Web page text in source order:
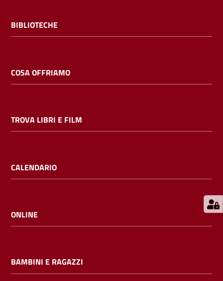
Online
ragazzi
i
l
Cerca nei
cataloghi
BIBLIOTECHE
COSA OFFRIAMO
TROVA LIBRI E FILM
CALENDARIO
ONLINE
BAMBINI E RAGAZZI